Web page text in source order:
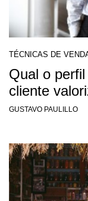
TÉCNICAS DE
Qual o
cliente
GUSTAVO PAULILLO